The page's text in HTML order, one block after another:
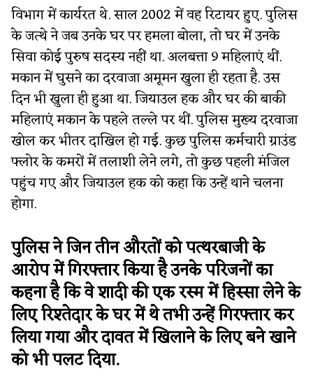
विभाग में कार्यरत थे. साल 2002 में वह रिटायर हुए. पुलिस
के जत्थे ने जब उनके घर पर हमला बोला, तो घर में उनके
सिवा कोई पुरुष सदस्य नहीं था. अलबत्ता 9 महिलाएं थीं.
मकान में घुसने का दरवाजा अमूमन खुला ही रहता है. उस
दिन भी खुला ही हुआ था. जियाउल हक और घर की बाकी
महिलाएं मकान के पहले तल्ले पर थीं. पुलिस मुख्य दरवाजा
खोल कर भीतर दाखिल हो गई. कुछ पुलिस कर्मचारी ग्राउंड
फ्लोर के कमरों में तलाशी लेने लगे, तो कुछ पहली मंजिल
पहुंच गए और जियाउल हक को कहा कि उन्हें थाने चलना
होगा.
पुलिस ने जिन तीन औरतों को पत्थरबाजी के
आरोप में गिरफ्तार किया है उनके परिजनों का
कहना है कि वे शादी की एक रस्म में हिस्सा लेने के
लिए रिश्तेदार के घर में थे तभी उन्हें गिरफ्तार कर
लिया गया और दावत में खिलाने के लिए बने खाने
को भी पलट दिया.